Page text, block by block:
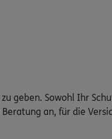
geben. Sowohl Ihr
an, für die